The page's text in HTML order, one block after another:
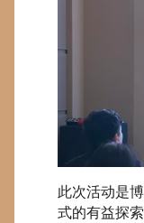
此次活动是
式的有益探